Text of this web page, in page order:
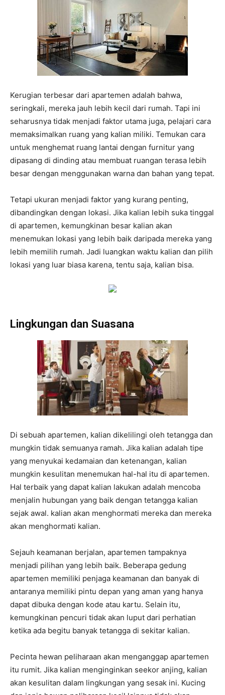
Kerugian terbesar dari apartemen adalah bahwa,
seringkali, mereka jauh lebih kecil dari rumah. Tapi ini
seharusnya tidak menjadi faktor utama juga, pelajari cara
memaksimalkan ruang yang kalian miliki. Temukan cara
untuk menghemat ruang lantai dengan furnitur yang
dipasang di dinding atau membuat ruangan terasa lebih
besar dengan menggunakan warna dan bahan yang tepat.
Tetapi ukuran menjadi faktor yang kurang penting,
dibandingkan dengan lokasi. Jika kalian lebih suka tinggal
di apartemen, kemungkinan besar kalian akan
menemukan lokasi yang lebih baik daripada mereka yang
lebih memilih rumah. Jadi luangkan waktu kalian dan pilih
lokasi yang luar biasa karena, tentu saja, kalian bisa.
Lingkungan dan Suasana
Di sebuah apartemen, kalian dikelilingi oleh tetangga dan
mungkin tidak semuanya ramah. Jika kalian adalah tipe
yang menyukai kedamaian dan ketenangan, kalian
mungkin kesulitan menemukan hal-hal itu di apartemen.
Hal terbaik yang dapat kalian lakukan adalah mencoba
menjalin hubungan yang baik dengan tetangga kalian
sejak awal. kalian akan menghormati mereka dan mereka
akan menghormati kalian.
Sejauh keamanan berjalan, apartemen tampaknya
menjadi pilihan yang lebih baik. Beberapa gedung
apartemen memiliki penjaga keamanan dan banyak di
antaranya memiliki pintu depan yang aman yang hanya
dapat dibuka dengan kode atau kartu. Selain itu,
kemungkinan pencuri tidak akan luput dari perhatian
ketika ada begitu banyak tetangga di sekitar kalian.
Pecinta hewan peliharaan akan menganggap apartemen
itu rumit. Jika kalian menginginkan seekor anjing, kalian
akan kesulitan dalam lingkungan yang sesak ini. Kucing